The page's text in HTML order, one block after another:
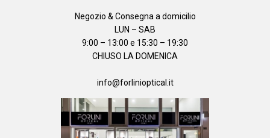
Negozio & Consegna a domicilio
LUN – SAB
9:00 – 13:00 e 15:30 – 19:30
CHIUSO LA DOMENICA
info@forlinioptical.it